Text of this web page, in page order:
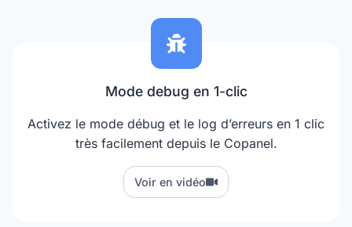
Mode debug en 1-clic
Activez le mode débug et le log d’erreurs en 1 clic
très facilement depuis le Copanel.
Voir en vidéo